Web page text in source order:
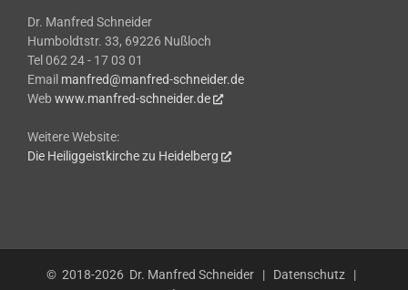
Dr. Manfred Schneider
Humboldtstr. 33, 69226 Nußloch
Tel 062 24 - 17 03 01
Email manfred@manfred-schneider.de
Web www.manfred-schneider.de
Weitere Website:
Die Heiliggeistkirche zu Heidelberg
© 2018-2026 Dr. Manfred Schneider | Datenschutz |